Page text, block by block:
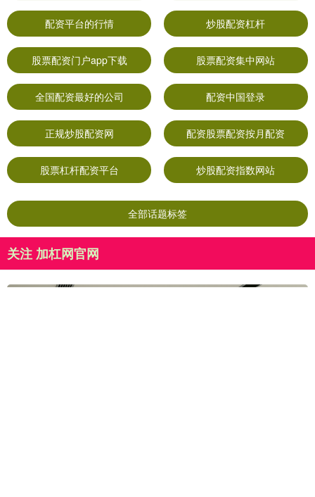
配资平台的行情 炒股配资杠杆
股票配资门户app下载 股票配资集中网站
全国配资最好的公司 配资中国登录
正规炒股配资网 配资股票配资按月配资
股票杠杆配资平台 炒股配资指数网站
全部话题标签
关注 加杠网官网